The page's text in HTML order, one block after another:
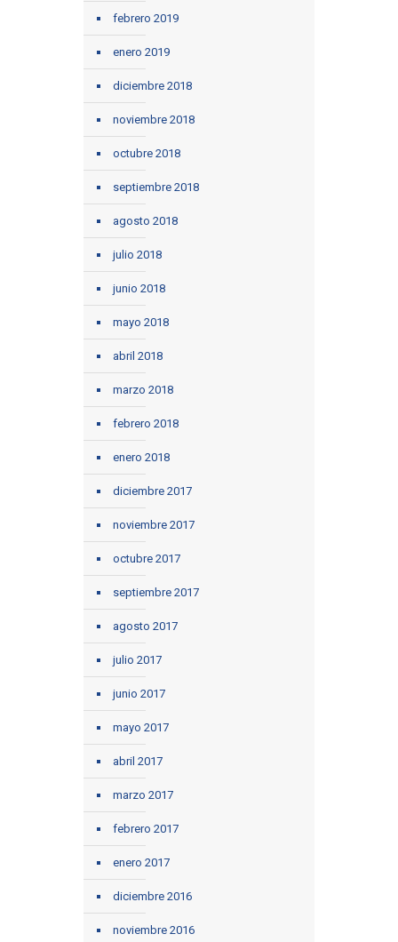
febrero 2019
enero 2019
diciembre 2018
noviembre 2018
octubre 2018
septiembre 2018
agosto 2018
julio 2018
junio 2018
mayo 2018
abril 2018
marzo 2018
febrero 2018
enero 2018
diciembre 2017
noviembre 2017
octubre 2017
septiembre 2017
agosto 2017
julio 2017
junio 2017
mayo 2017
abril 2017
marzo 2017
febrero 2017
enero 2017
diciembre 2016
noviembre 2016